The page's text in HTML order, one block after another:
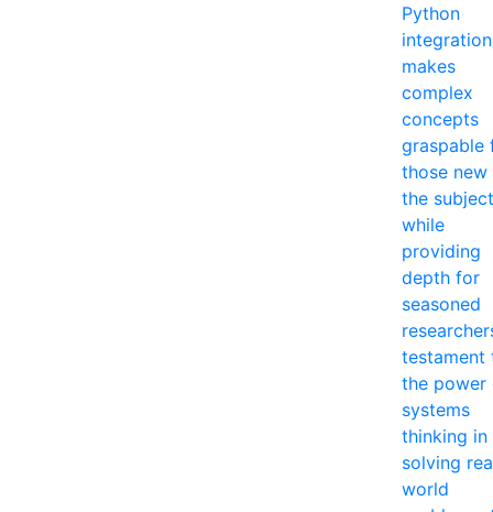
Python
makes
complex
concepts
graspable
those
the subject
while
providing
depth for
seasoned
testament
the power
systems
thinking in
solving
world